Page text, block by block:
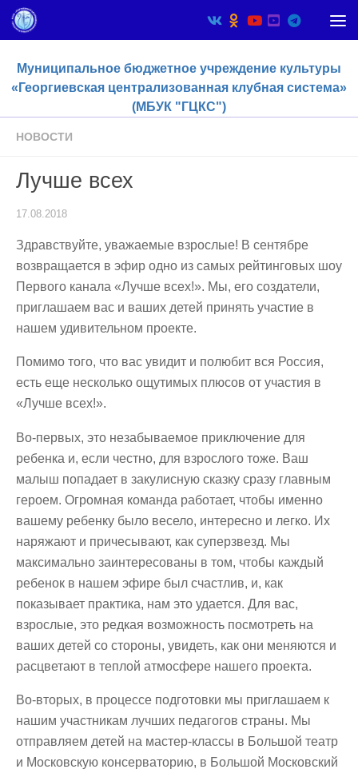
Skip to content
Муниципальное бюджетное учреждение культуры
«Георгиевская централизованная клубная система»
(МБУК "ГЦКС")
НОВОСТИ
Лучше всех
17.08.2018
Здравствуйте, уважаемые взрослые! В сентябре
возвращается в эфир одно из самых рейтинговых шоу
Первого канала «Лучше всех!». Мы, его создатели,
приглашаем вас и ваших детей принять участие в
нашем удивительном проекте.
Помимо того, что вас увидит и полюбит вся Россия,
есть еще несколько ощутимых плюсов от участия в
«Лучше всех!».
Во-первых, это незабываемое приключение для
ребенка и, если честно, для взрослого тоже. Ваш
малыш попадает в закулисную сказку сразу главным
героем. Огромная команда работает, чтобы именно
вашему ребенку было весело, интересно и легко. Их
наряжают и причесывают, как суперзвезд. Мы
максимально заинтересованы в том, чтобы каждый
ребенок в нашем эфире был счастлив, и, как
показывает практика, нам это удается. Для вас,
взрослые, это редкая возможность посмотреть на
ваших детей со стороны, увидеть, как они меняются и
расцветают в теплой атмосфере нашего проекта.
Во-вторых, в процессе подготовки мы приглашаем к
нашим участникам лучших педагогов страны. Мы
отправляем детей на мастер-классы в Большой театр
и Московскую консерваторию, в Большой Московский